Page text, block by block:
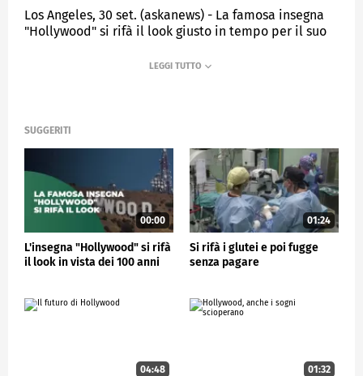
Los Angeles, 30 set. (askanews) - La famosa insegna
"Hollywood" si rifà il look giusto in tempo per il suo
operai sta ridipingendo le 9 lettere alte 14 metri
SUGGERITI
00:00
L'insegna "Hollywood" si rifà
il look in vista dei 100 anni
01:24
Si rifà i glutei e poi fugge
senza pagare
04:48 01:32